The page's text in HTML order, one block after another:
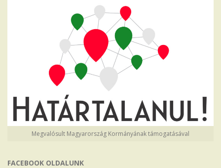
Megvalósult Magyarország Kormányának támogatásával
FACEBOOK OLDALUNK